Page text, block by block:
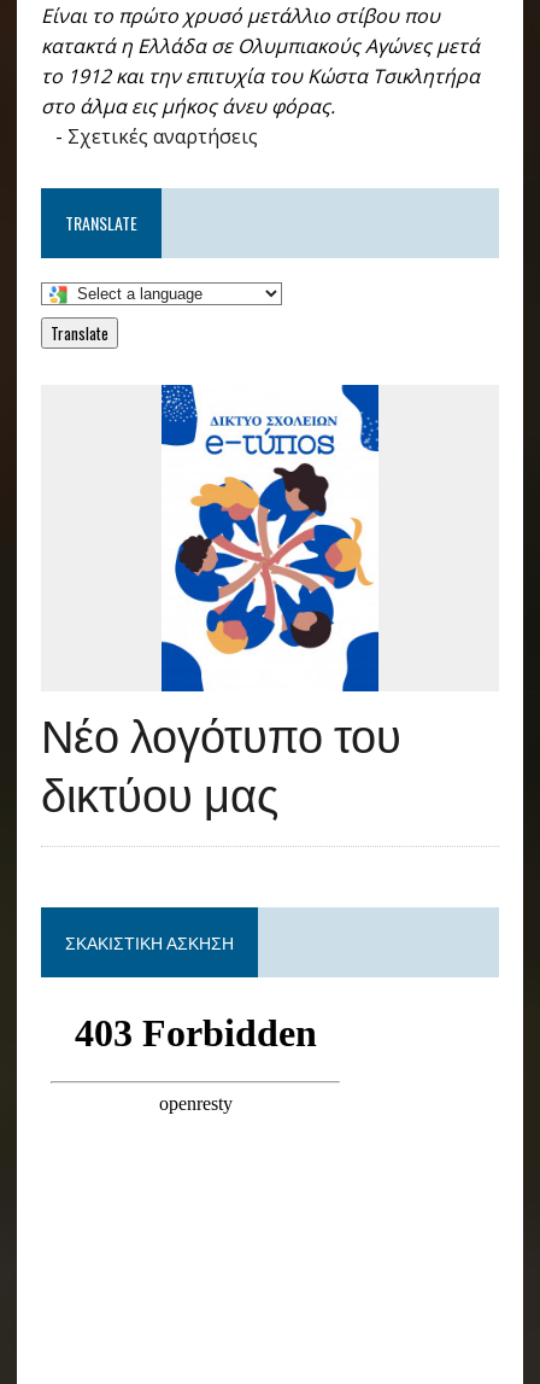
Είναι το πρώτο χρυσό μετάλλιο στίβου που
κατακτά η Ελλάδα σε Ολυμπιακούς Αγώνες μετά
το 1912 και την επιτυχία του Κώστα Τσικλητήρα
στο άλμα εις μήκος άνευ φόρας.
- Σχετικές αναρτήσεις
TRANSLATE
Translate
Νέο λογότυπο του
δικτύου μας
ΣΚΑΚΙΣΤΙΚΉ ΆΣΚΗΣΗ